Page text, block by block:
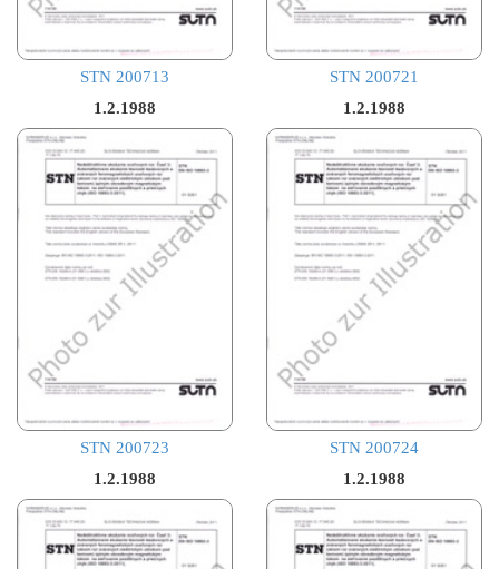
STN 200713
1.2.1988
STN 200721
1.2.1988
STN 200723
1.2.1988
STN 200724
1.2.1988